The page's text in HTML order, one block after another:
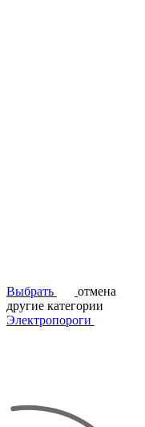
Выбрать
отмена
другие категории
Электропороги